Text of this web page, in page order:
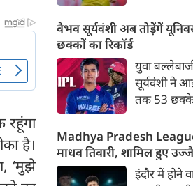
रहूंगा
है।
‘मुझे
प्राथमिकता
के बीच आया
है कि
IPL से आगे
क्रिकेट खेलने
दूरी बना
वैभव सूर्यवंशी अब तोड़ेंगें
छक्कों का रिकॉर्ड
युवा
सूर्यवंशी ने
तक 53 छक्के
टूर्नामेंट में
ज़्यादा 59
आईपीएल
Madhya Pradesh
माधव तिवारी, शामिल हुए
इंदौर में होने